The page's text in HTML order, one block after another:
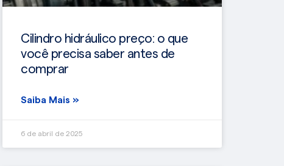
Cilindro hidráulico preço: o que
você precisa saber antes de
comprar
Saiba Mais »
6 de abril de 2025